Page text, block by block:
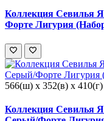
Коллекция Севилья
Форте Лигурия
566(ш) x 352(в) x 410(г)
Коллекция Севилья